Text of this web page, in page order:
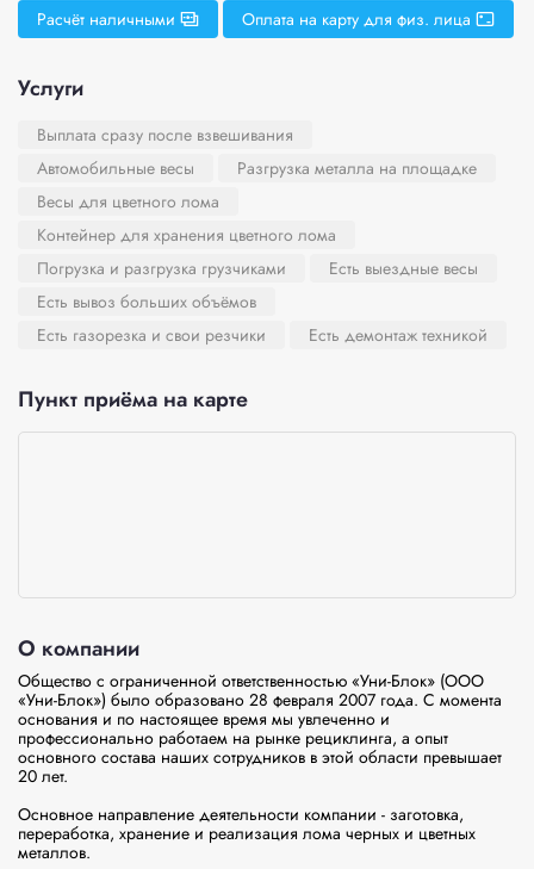
Расчёт наличными Оплата на карту для физ. лица
Услуги
Выплата сразу после взвешивания
Автомобильные весы
Разгрузка металла на площадке
Весы для цветного лома
Контейнер для хранения цветного лома
Погрузка и разгрузка грузчиками
Есть выездные весы
Есть вывоз больших объёмов
Есть газорезка и свои резчики
Есть демонтаж техникой
Пункт приёма на карте
О компании
Общество с ограниченной ответственностью «Уни-Блок» (ООО
«Уни-Блок») было образовано 28 февраля 2007 года. С момента
основания и по настоящее время мы увлеченно и
профессионально работаем на рынке рециклинга, а опыт
основного состава наших сотрудников в этой области превышает
20 лет.
Основное направление деятельности компании - заготовка,
переработка, хранение и реализация лома черных и цветных
металлов.